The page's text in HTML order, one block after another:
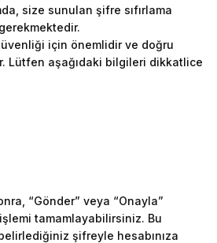
size sunulan şifre sıfırlama
için önemlidir ve doğru
Lütfen aşağıdaki bilgileri dikkatlice
“Gönder” veya “Onayla”
tamamlayabilirsiniz. Bu
şifreyle hesabınıza